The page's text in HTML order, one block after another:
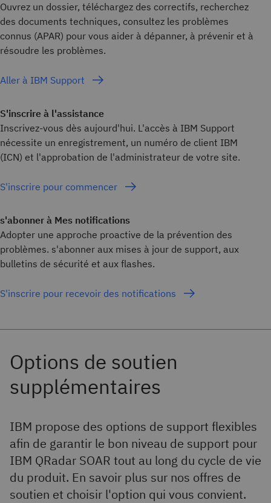
Ouvrez un dossier, téléchargez des correctifs, recherchez
des documents techniques, consultez les problèmes
connus (APAR) pour vous aider à dépanner, à prévenir et à
résoudre les problèmes.
Aller à IBM Support
S'inscrire à l'assistance
Inscrivez-vous dès aujourd'hui. L'accès à IBM Support
nécessite un enregistrement, un numéro de client IBM
(ICN) et l'approbation de l'administrateur de votre site.
S'inscrire pour commencer
s'abonner à Mes notifications
Adopter une approche proactive de la prévention des
problèmes. s'abonner aux mises à jour de support, aux
bulletins de sécurité et aux flashes.
S'inscrire pour recevoir des notifications
IBM propose des options de support flexibles
afin de garantir le bon niveau de support pour
IBM QRadar SOAR tout au long du cycle de vie
du produit. En savoir plus sur nos offres de
soutien et choisir l'option qui vous convient.